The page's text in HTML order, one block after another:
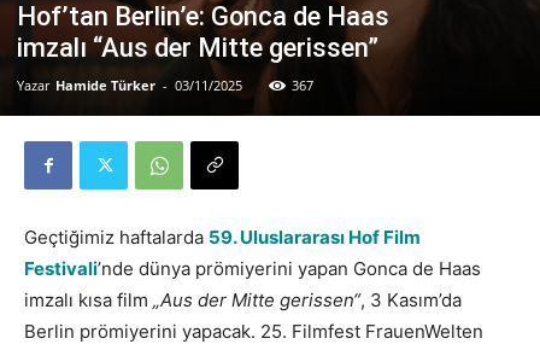
Hof’tan Berlin’e: Gonca de Haas
imzalı “Aus der Mitte gerissen”
Yazar Hamide Türker - 03/11/2025 367
Geçtiğimiz haftalarda 59. Uluslararası Hof Film
Festivali’nde dünya prömiyerini yapan Gonca de Haas
imzalı kısa film „Aus der Mitte gerissen“, 3 Kasım’da
Berlin prömiyerini yapacak. 25. Filmfest FrauenWelten